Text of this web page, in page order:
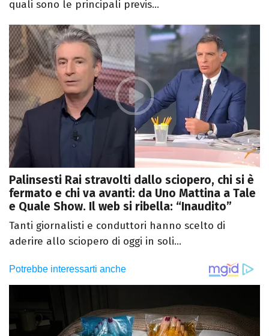
quali sono le principali previs...
Palinsesti Rai stravolti dallo sciopero, chi si è
fermato e chi va avanti: da Uno Mattina a Tale
e Quale Show. Il web si ribella: “Inaudito”
Tanti giornalisti e conduttori hanno scelto di
aderire allo sciopero di oggi in soli...